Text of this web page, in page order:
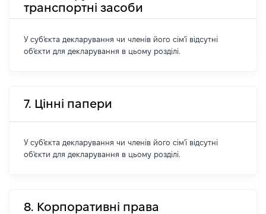
транспортні засоби
У суб'єкта декларування чи членів його сім'ї відсутні
об'єкти для декларування в цьому розділі.
7. Цінні папери
У суб'єкта декларування чи членів його сім'ї відсутні
об'єкти для декларування в цьому розділі.
8. Корпоративні права